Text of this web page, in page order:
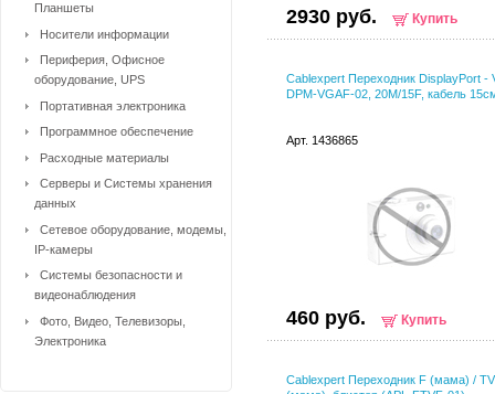
2930 руб. Купить
Cablexpert Переходник DisplayPort -
DPM-VGAF-02, 20M/15F, кабель
Арт. 1436865
460 руб. Купить
Cablexpert Переходник F (мама) / TV
Планшеты
Носители информации
Периферия, Офисное
оборудование, UPS
Портативная электроника
Программное обеспечение
Расходные материалы
Серверы и Системы хранения
данных
Сетевое оборудование, модемы,
IP-камеры
Системы безопасности и
видеонаблюдения
Фото, Видео, Телевизоры,
Электроника